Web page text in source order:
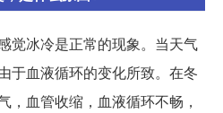
觉冰冷是正常的现象。当天气
于血液循环的变化所致。在冬
，血管收缩，血液循环不畅，